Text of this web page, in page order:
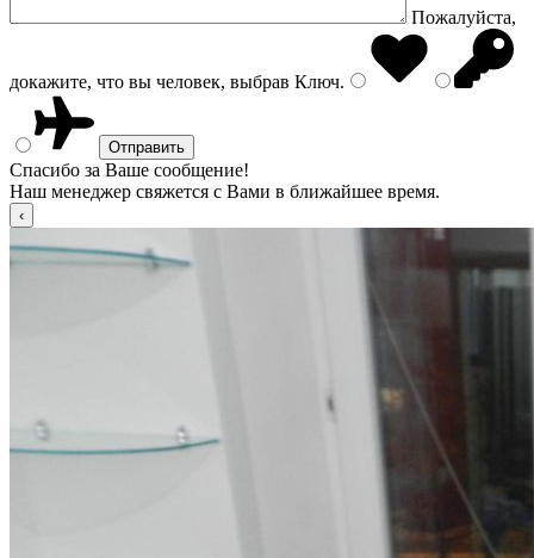
Пожалуйста,
докажите, что вы человек, выбрав Ключ.
Спасибо за Ваше сообщение!
Наш менеджер свяжется с Вами в ближайшее время.